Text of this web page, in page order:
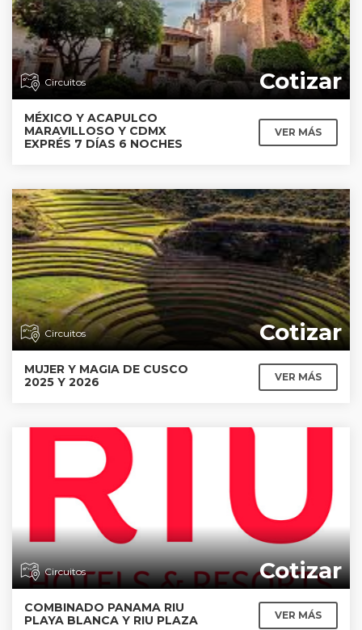
Circuitos Cotizar
MÉXICO Y ACAPULCO
MARAVILLOSO Y CDMX
EXPRÉS 7 DÍAS 6 NOCHES
VER MÁS
Circuitos Cotizar
MUJER Y MAGIA DE CUSCO
2025 Y 2026
VER MÁS
Circuitos Cotizar
COMBINADO PANAMA RIU
PLAYA BLANCA Y RIU PLAZA
VER MÁS